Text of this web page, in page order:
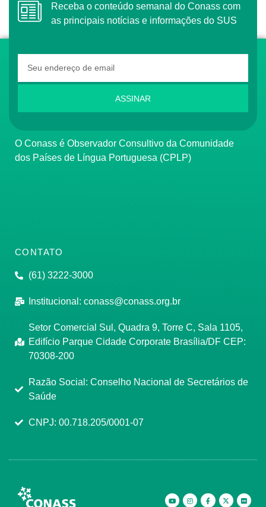
Receba o conteúdo semanal do Conass com
as principais notícias e informações do SUS
ASSINAR
O Conass é Observador Consultivo da Comunidade
dos Países de Língua Portuguesa (CPLP)
CONTATO
(61) 3222-3000
Institucional: conass@conass.org.br
Setor Comercial Sul, Quadra 9, Torre C, Sala 1105,
Edifício Parque Cidade Corporate Brasília/DF CEP:
70308-200
Razão Social: Conselho Nacional de Secretários de
Saúde
CNPJ: 00.718.205/0001-07